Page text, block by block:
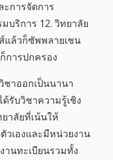
ะการจัดการ
บริการ 12. วิทยาลัย
แล้วก็ซัพพลายเชน
การปกครอง
าออกเป็นนานา
รับวิชาความรู้เชิง
าลัยที่เน้นให้
เองและมีหน่วยงาน
านทะเบียนรวมทั้ง